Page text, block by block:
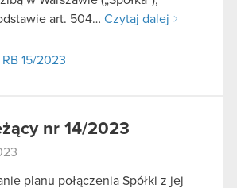
art. 504… Czytaj dalej
RB 15/2023
nr 14/2023
planu połączenia Spółki z jej